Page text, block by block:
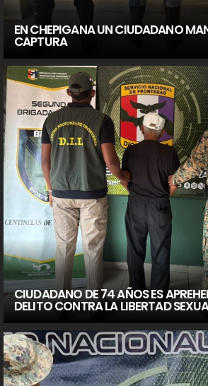
EN CHEPIGANA UN CIUDADANO
CAPTURA
CIUDADANO DE 74 AÑOS ES
DELITO CONTRA LA LIBERTAD